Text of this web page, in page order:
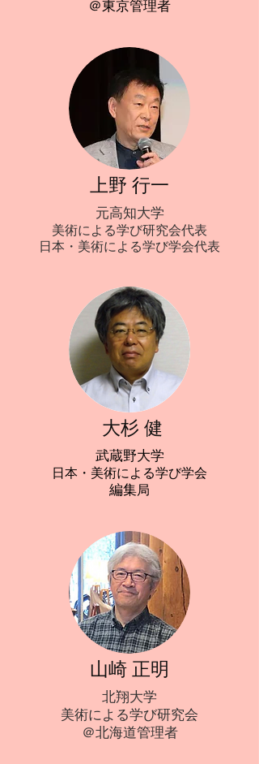
永松 芳恵
大分県津久見市立第一中学校
日本・美術による学び学会
発起人代表
田中 真二朗
​秋田県大仙市立西仙北中学校
美術による学び研究会
メールマガジン・ライター
永岡 和音
大分県立佐伯豊南高等学校
​美術による学び研究会
​＠西日本事務局
＠東京管理者
上野 行一
元高知大学
美術による学び研究会代表
日本・美術による学び学会代表
大杉 健
武蔵野大学
日本・美術による学び学会
​編集局
山崎 正明
北翔大学
美術による学び研究会
＠北海道管理者